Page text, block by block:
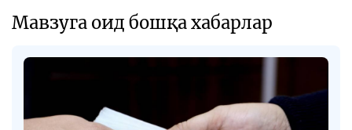
Мавзуга оид бошқа хабарлар